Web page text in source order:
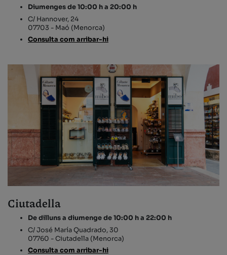
Diumenges de 10:00 h a 20:00 h
C/ Hannover, 24
07703 - Maó (Menorca)
Consulta com arribar-hi
Ciutadella
De dilluns a diumenge de 10:00 h a 22:00 h
C/ José María Quadrado, 30
07760 - Ciutadella (Menorca)
Consulta com arribar-hi